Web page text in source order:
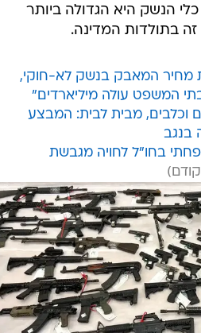
הנשק היא הגדולה ביותר
בתולדות המדינה.
מחיר המאבק בנשק לא-חוקי,
המשפט עולה מיליארדים"
וכלבים, מבית לבית: המבצע
בנגב
בחו"ל לחויה מגבשת